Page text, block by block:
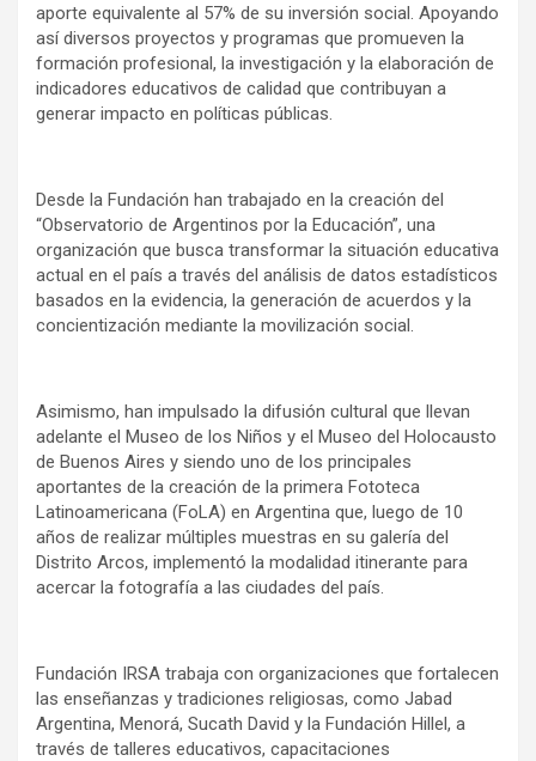
aporte equivalente al 57% de su inversión social. Apoyando
así diversos proyectos y programas que promueven la
formación profesional, la investigación y la elaboración de
indicadores educativos de calidad que contribuyan a
generar impacto en políticas públicas.
Desde la Fundación han trabajado en la creación del
“Observatorio de Argentinos por la Educación”, una
organización que busca transformar la situación educativa
actual en el país a través del análisis de datos estadísticos
basados en la evidencia, la generación de acuerdos y la
concientización mediante la movilización social.
Asimismo, han impulsado la difusión cultural que llevan
adelante el Museo de los Niños y el Museo del Holocausto
de Buenos Aires y siendo uno de los principales
aportantes de la creación de la primera Fototeca
Latinoamericana (FoLA) en Argentina que, luego de 10
años de realizar múltiples muestras en su galería del
Distrito Arcos, implementó la modalidad itinerante para
acercar la fotografía a las ciudades del país.
Fundación IRSA trabaja con organizaciones que fortalecen
las enseñanzas y tradiciones religiosas, como Jabad
Argentina, Menorá, Sucath David y la Fundación Hillel, a
través de talleres educativos, capacitaciones